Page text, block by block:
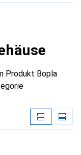
Produkt Bopla